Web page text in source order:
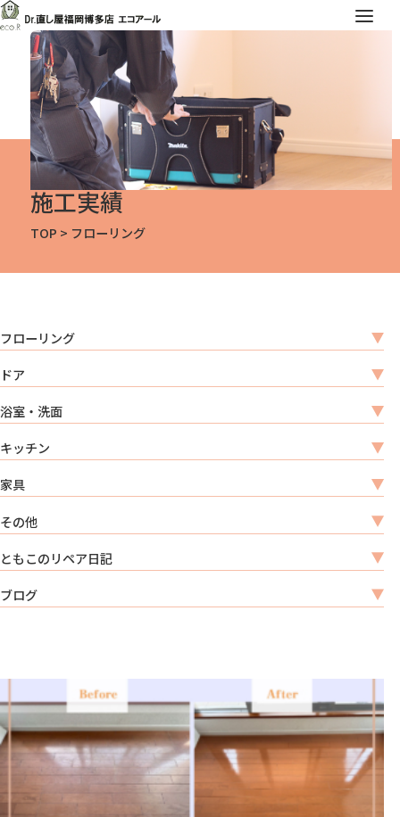
施工実績
TOP > フローリング
フローリング
ドア
浴室・洗面
キッチン
家具
その他
ともこのリペア日記
ブログ